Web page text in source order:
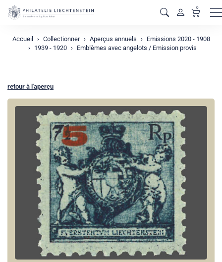
0
Accueil Collectionner Aperçus annuels
Emissions 2020 - 1908
1939 - 1920
Emblèmes avec angelots / Emission provis
retour à l'aperçu